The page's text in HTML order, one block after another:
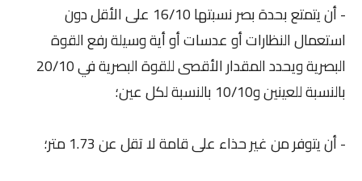
- أن يتمتع بحدة بصر نسبتها 16/10 على الأقل دون
استعمال النظارات أو عدسات أو أية وسيلة رفع القوة
البصرية ويحدد المقدار الأقصى للقوة البصرية في 20/10
بالنسبة للعينين و10/10 بالنسبة لكل عين؛
- أن يتوفر من غير حذاء على قامة لا تقل عن 1.73 متر؛